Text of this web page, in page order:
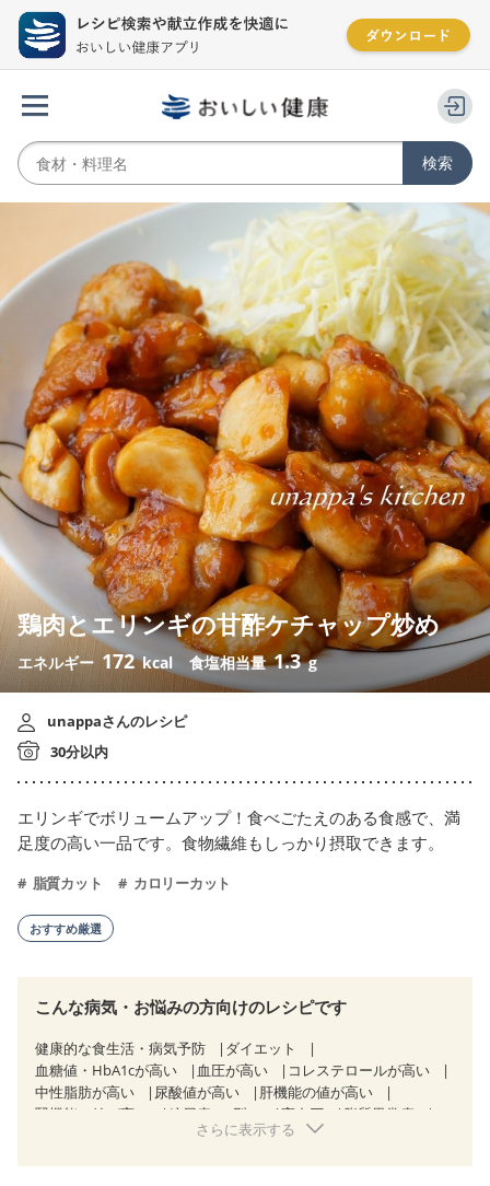
鶏肉とエリンギの甘酢ケチャップ炒め
エネルギー 172 kcal 食塩相当量1.3 g
unappaさんのレシピ
30分以内
エリンギでボリュームアップ！食べごたえのある食感で、満
足度の高い一品です。食物繊維もしっかり摂取できます。
脂質カット カロリーカット
おすすめ厳選
こんな病気・お悩みの方向けのレシピです
健康的な食生活・病気予防
ダイエット
血糖値・HbA1cが高い
血圧が高い
コレステロールが高い
中性脂肪が高い
尿酸値が高い
肝機能の値が高い
腎機能の値が高い
糖尿病（2型） 高血圧
脂質異常症
狭心症 心筋梗塞
さらに表示する